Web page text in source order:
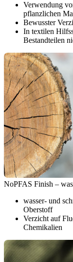
Verwendung
pflanzlichen
Bewusster
In textilen
Bestandteilen
NoPFAS Finish –
wasser- und
Oberstoff
Verzicht auf
Chemikalien